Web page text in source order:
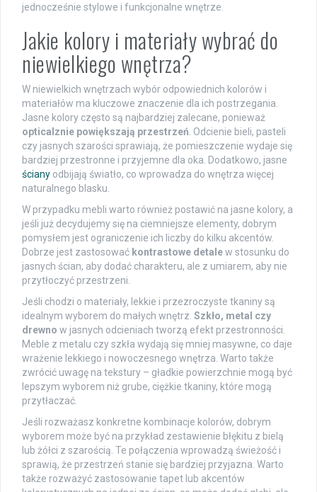
jednocześnie stylowe i funkcjonalne wnętrze.
Jakie kolory i materiały wybrać do
niewielkiego wnętrza?
W niewielkich wnętrzach wybór odpowiednich kolorów i
materiałów ma kluczowe znaczenie dla ich postrzegania.
Jasne kolory często są najbardziej zalecane, ponieważ
opticalznie powiększają przestrzeń. Odcienie bieli, pasteli
czy jasnych szarości sprawiają, że pomieszczenie wydaje się
bardziej przestronne i przyjemne dla oka. Dodatkowo, jasne
ściany odbijają światło, co wprowadza do wnętrza więcej
naturalnego blasku.
W przypadku mebli warto również postawić na jasne kolory, a
jeśli już decydujemy się na ciemniejsze elementy, dobrym
pomysłem jest ograniczenie ich liczby do kilku akcentów.
Dobrze jest zastosować kontrastowe detalew stosunku do
jasnych ścian, aby dodać charakteru, ale z umiarem, aby nie
przytłoczyć przestrzeni.
Jeśli chodzi o materiały, lekkie i przezroczyste tkaniny są
idealnym wyborem do małych wnętrz. Szkło, metal czy
drewno w jasnych odcieniach tworzą efekt przestronności.
Meble z metalu czy szkła wydają się mniej masywne, co daje
wrażenie lekkiego i nowoczesnego wnętrza. Warto także
zwrócić uwagę na tekstury – gładkie powierzchnie mogą być
lepszym wyborem niż grube, ciężkie tkaniny, które mogą
przytłaczać.
Jeśli rozważasz konkretne kombinacje kolorów, dobrym
wyborem może być na przykład zestawienie błękitu z bielą
lub żółci z szarością. Te połączenia wprowadzą świeżość i
sprawią, że przestrzeń stanie się bardziej przyjazna. Warto
także rozważyć zastosowanie tapet lub akcentów